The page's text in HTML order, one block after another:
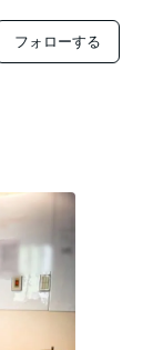
フォローする